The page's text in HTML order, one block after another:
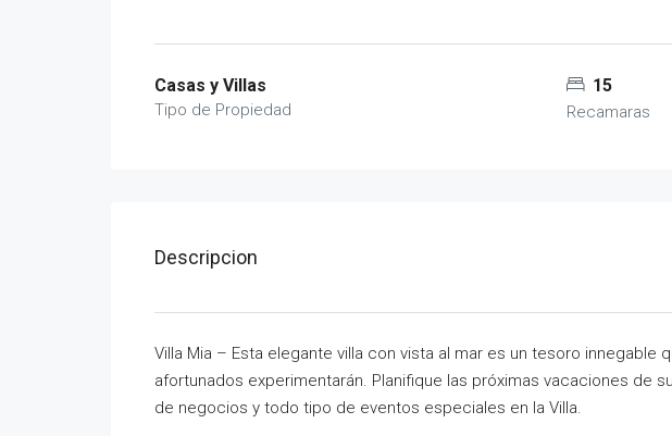
Casas y Villas
Tipo de Propiedad
15
Recamaras
Descripcion
Villa Mia – Esta elegante villa con vista al mar es un tesoro innegable
afortunados experimentarán. Planifique las próximas vacaciones de
de negocios y todo tipo de eventos especiales en la Villa.